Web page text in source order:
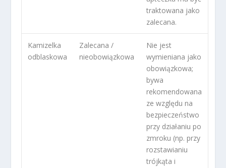
traktowana jako
zalecana.
Kamizelka
odblaskowa
Zalecana /
nieobowiązkowa
Nie jest
wymieniana jako
obowiązkowa;
bywa
rekomendowana
ze względu na
bezpieczeństwo
przy działaniu po
zmroku (np. przy
rozstawianiu
trójkąta i